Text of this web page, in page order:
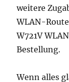
weitere
WLAN-
W721V
Bestellung.
Wenn alles